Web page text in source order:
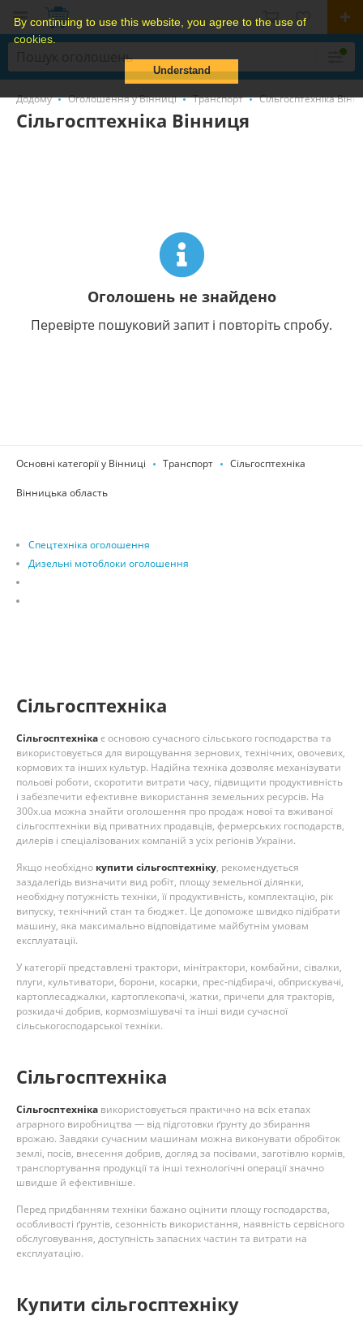
By continuing to use this website, you agree to the use of
cookies.
Understand
Додому Оголошення у Вінниці Транспорт Сільгосптехніка
Сільгосптехніка Вінниця
Оголошень не знайдено
Перевірте пошуковий запит і повторіть спробу.
Основні категорії у Вінниці Транспорт Сільгосптехніка
Вінницька область
Спецтехніка оголошення
Дизельні мотоблоки оголошення
Сільгосптехніка
Сільгосптехнікає основою сучасного сільського господарства та
використовується для вирощування зернових, технічних, овочевих,
кормових та інших культур. Надійна техніка дозволяє механізувати
польові роботи, скоротити витрати часу, підвищити продуктивність
і забезпечити ефективне використання земельних ресурсів. На
300x.ua можна знайти оголошення про продаж нової та вживаної
сільгосптехніки від приватних продавців, фермерських господарств,
дилерів і спеціалізованих компаній з усіх регіонів України.
Якщо необхідно купити сільгосптехніку, рекомендується
заздалегідь визначити вид робіт, площу земельної ділянки,
необхідну потужність техніки, її продуктивність, комплектацію, рік
випуску, технічний стан та бюджет. Це допоможе швидко підібрати
машину, яка максимально відповідатиме майбутнім умовам
експлуатації.
У категорії представлені трактори, мінітрактори, комбайни, сівалки,
плуги, культиватори, борони, косарки, прес-підбирачі, обприскувачі,
картоплесаджалки, картоплекопачі, жатки, причепи для тракторів,
розкидачі добрив, кормозмішувачі та інші види сучасної
сільськогосподарської техніки.
Сільгосптехніка
Сільгосптехніка використовується практично на всіх етапах
аграрного виробництва — від підготовки ґрунту до збирання
врожаю. Завдяки сучасним машинам можна виконувати обробіток
землі, посів, внесення добрив, догляд за посівами, заготівлю кормів,
транспортування продукції та інші технологічні операції значно
швидше й ефективніше.
Перед придбанням техніки бажано оцінити площу господарства,
особливості ґрунтів, сезонність використання, наявність сервісного
обслуговування, доступність запасних частин та витрати на
експлуатацію.
Купити сільгосптехніку